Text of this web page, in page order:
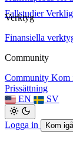
Fallstudier
Verktyg
Finansiella
Community
Community Kom
Prissättning
EN
SV
Logga in Kom